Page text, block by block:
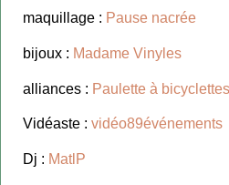
maquillage : Pause nacrée
bijoux : Madame Vinyles
alliances : Paulette à bicyclettes
Vidéaste : vidéo89événements
Dj : MatlP